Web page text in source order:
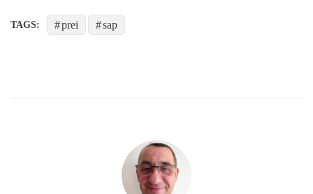
TAGS: prei sap